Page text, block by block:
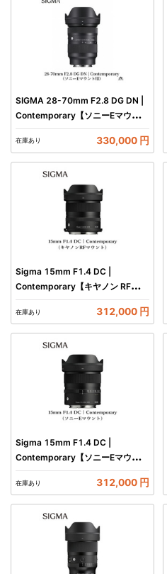
SIGMA 28-70mm F2.8 DG DN |
Contemporary【ソニーEマウン
ト】カメラ レンズ 家電
在庫あり 330,000 円
Sigma 15mm F1.4 DC |
Contemporary【キヤノン RFマウ
ント】カメラ レンズ 家電
在庫あり 312,000 円
Sigma 15mm F1.4 DC |
Contemporary【ソニーEマウン
ト】カメラ レンズ 家電
在庫あり 312,000 円